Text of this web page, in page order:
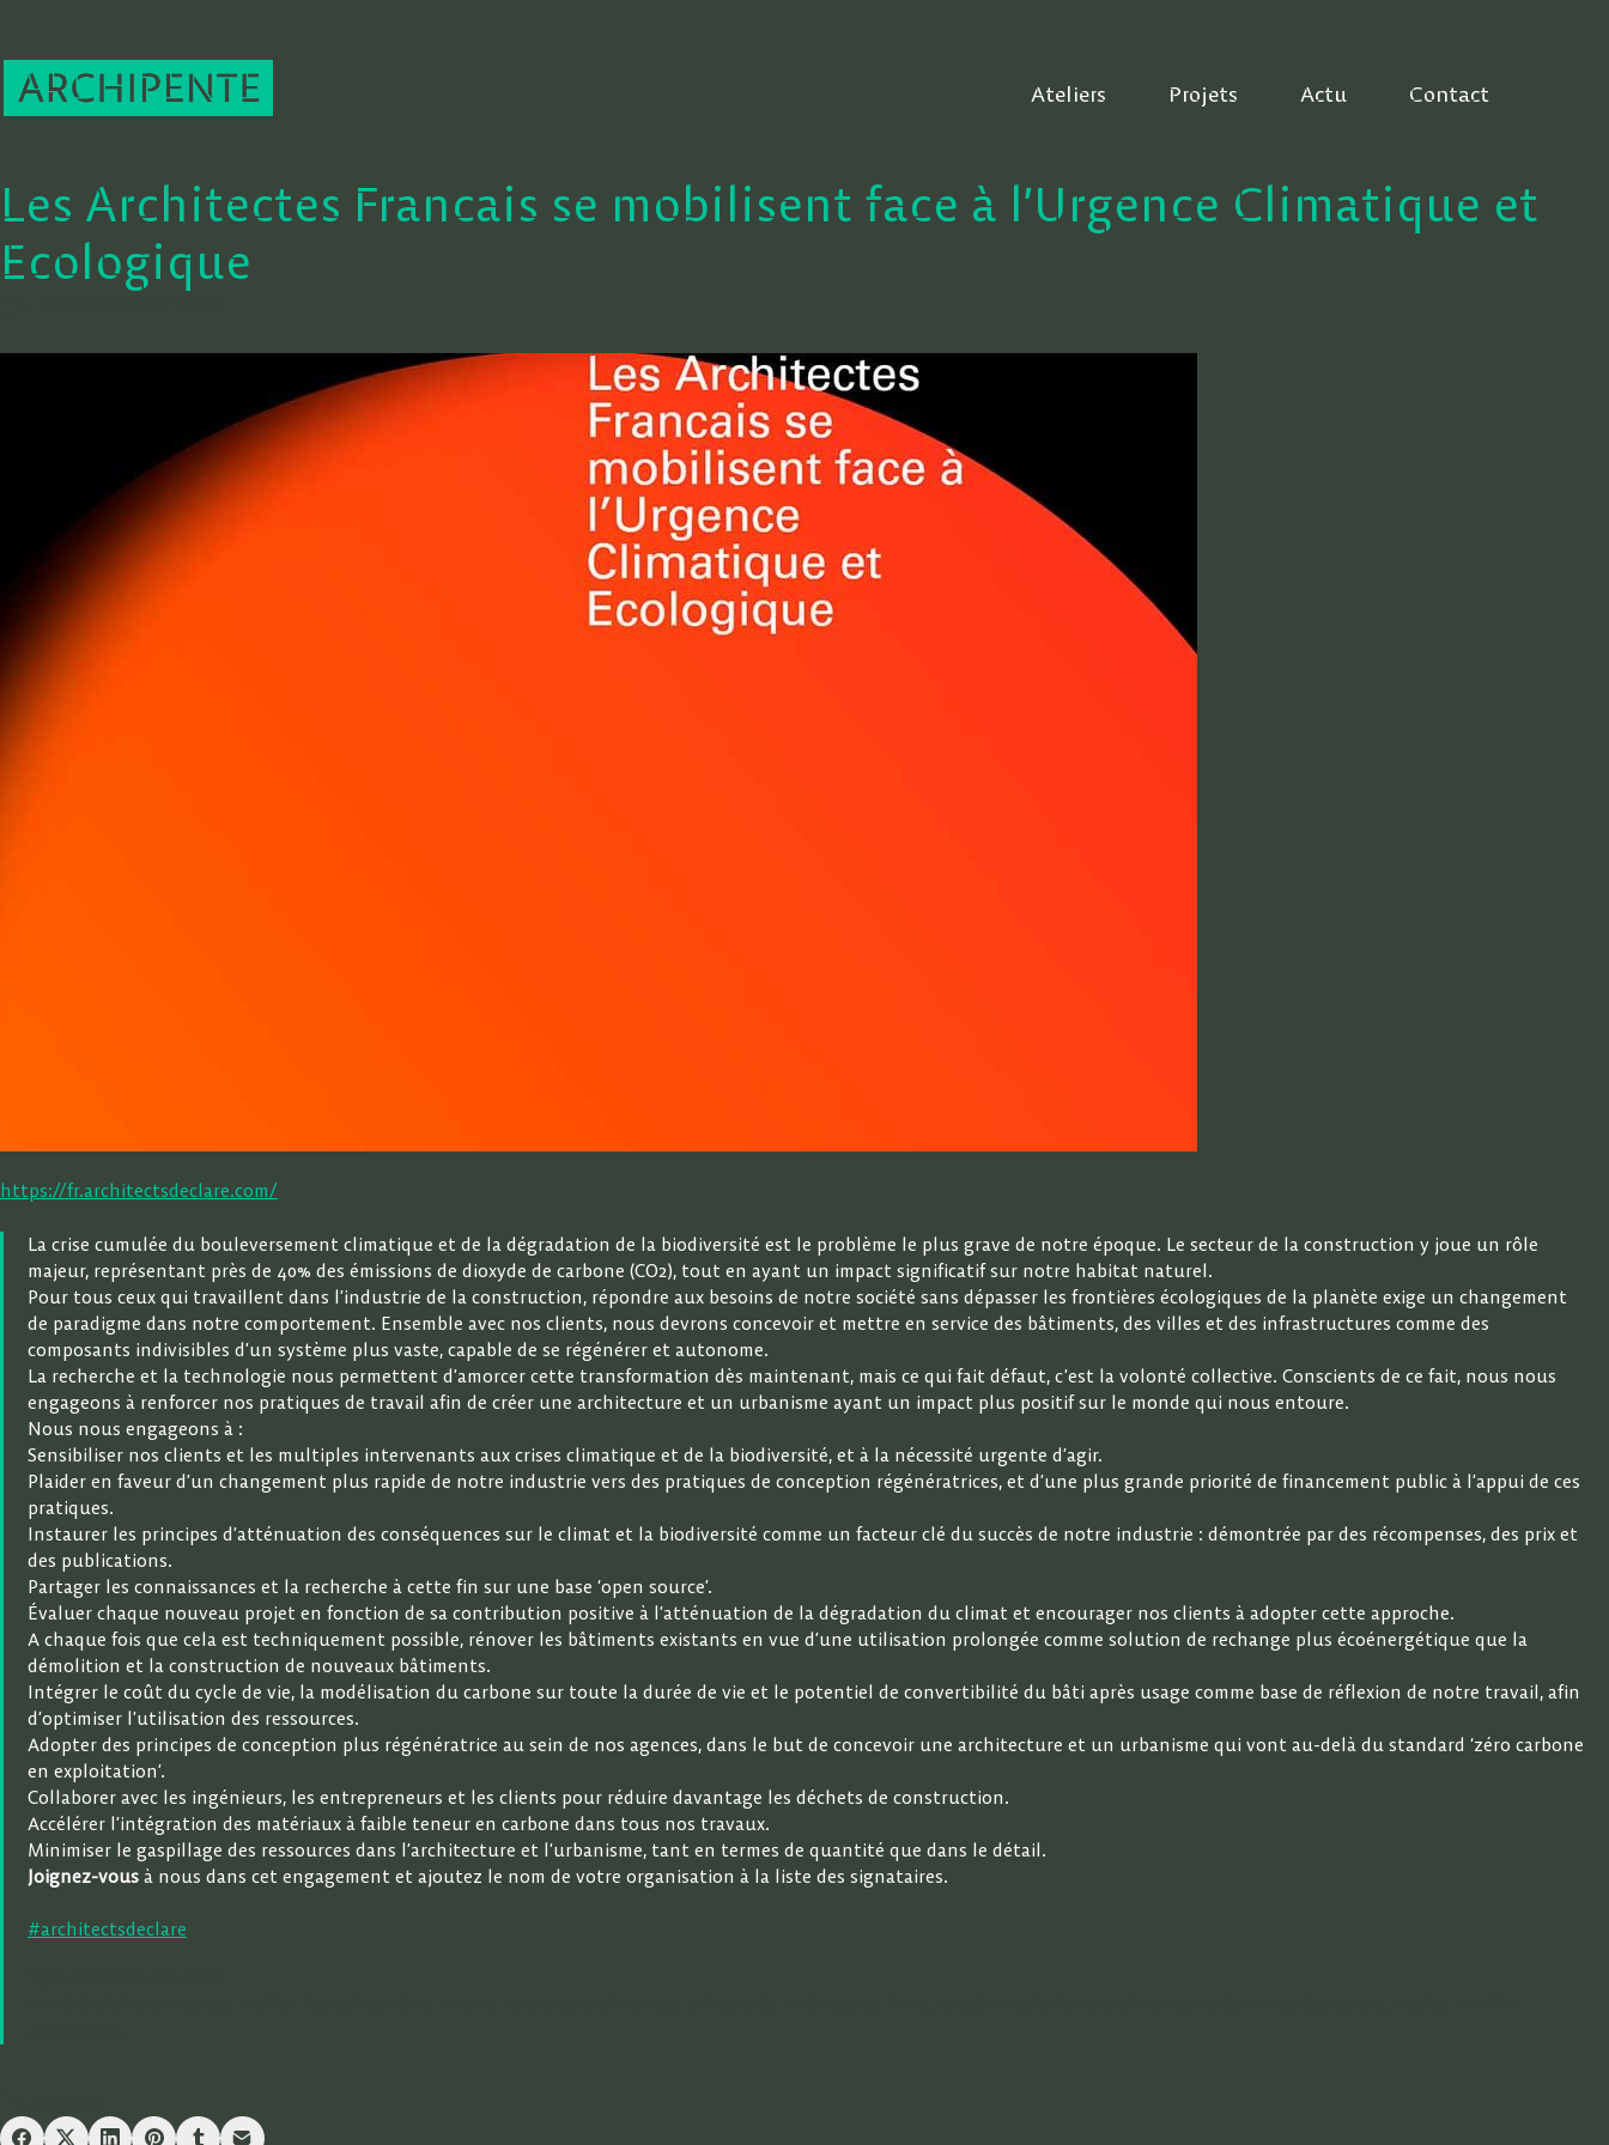
Ateliers Projets Actu Contact
Les Architectes Francais se mobilisent face à l’Urgence Climatique et
Ecologique
https://fr.architectsdeclare.com/
La crise cumulée du bouleversement climatique et de la dégradation de la biodiversité est le problème le plus grave de notre époque. Le secteur de la construction y joue un rôle
majeur, représentant près de 40% des émissions de dioxyde de carbone (CO2), tout en ayant un impact significatif sur notre habitat naturel.
Pour tous ceux qui travaillent dans l’industrie de la construction, répondre aux besoins de notre société sans dépasser les frontières écologiques de la planète exige un changement
de paradigme dans notre comportement. Ensemble avec nos clients, nous devrons concevoir et mettre en service des bâtiments, des villes et des infrastructures comme des
composants indivisibles d’un système plus vaste, capable de se régénérer et autonome.
La recherche et la technologie nous permettent d’amorcer cette transformation dès maintenant, mais ce qui fait défaut, c’est la volonté collective. Conscients de ce fait, nous nous
engageons à renforcer nos pratiques de travail afin de créer une architecture et un urbanisme ayant un impact plus positif sur le monde qui nous entoure.
Nous nous engageons à :
Sensibiliser nos clients et les multiples intervenants aux crises climatique et de la biodiversité, et à la nécessité urgente d’agir.
Plaider en faveur d’un changement plus rapide de notre industrie vers des pratiques de conception régénératrices, et d’une plus grande priorité de financement public à l’appui de ces
pratiques.
Instaurer les principes d’atténuation des conséquences sur le climat et la biodiversité comme un facteur clé du succès de notre industrie : démontrée par des récompenses, des prix et
des publications.
Partager les connaissances et la recherche à cette fin sur une base ‘open source’.
Évaluer chaque nouveau projet en fonction de sa contribution positive à l’atténuation de la dégradation du climat et encourager nos clients à adopter cette approche.
A chaque fois que cela est techniquement possible, rénover les bâtiments existants en vue d’une utilisation prolongée comme solution de rechange plus écoénergétique que la
démolition et la construction de nouveaux bâtiments.
Intégrer le coût du cycle de vie, la modélisation du carbone sur toute la durée de vie et le potentiel de convertibilité du bâti après usage comme base de réflexion de notre travail, afin
d’optimiser l’utilisation des ressources.
Adopter des principes de conception plus régénératrice au sein de nos agences, dans le but de concevoir une architecture et un urbanisme qui vont au-delà du standard ‘zéro carbone
en exploitation’.
Collaborer avec les ingénieurs, les entrepreneurs et les clients pour réduire davantage les déchets de construction.
Accélérer l’intégration des matériaux à faible teneur en carbone dans tous nos travaux.
Minimiser le gaspillage des ressources dans l’architecture et l’urbanisme, tant en termes de quantité que dans le détail.
Joignez-vous à nous dans cet engagement et ajoutez le nom de votre organisation à la liste des signataires.
#architectsdeclare